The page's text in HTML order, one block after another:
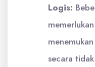
Logis:
secara